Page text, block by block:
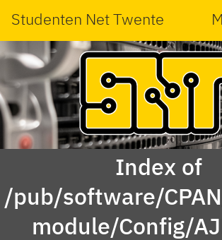
Studenten Net Twente
Index of
/pub/software/
module/Config/